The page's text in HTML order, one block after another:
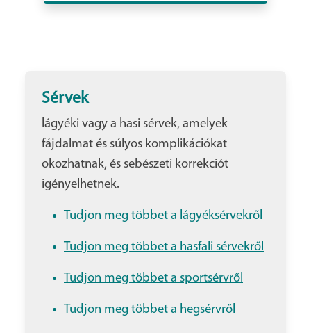
Sérvek
lágyéki vagy a hasi sérvek, amelyek
fájdalmat és súlyos komplikációkat
okozhatnak, és sebészeti korrekciót
igényelhetnek.
Tudjon meg többet a lágyéksérvekről
Tudjon meg többet a hasfali sérvekről
Tudjon meg többet a sportsérvről
Tudjon meg többet a hegsérvről